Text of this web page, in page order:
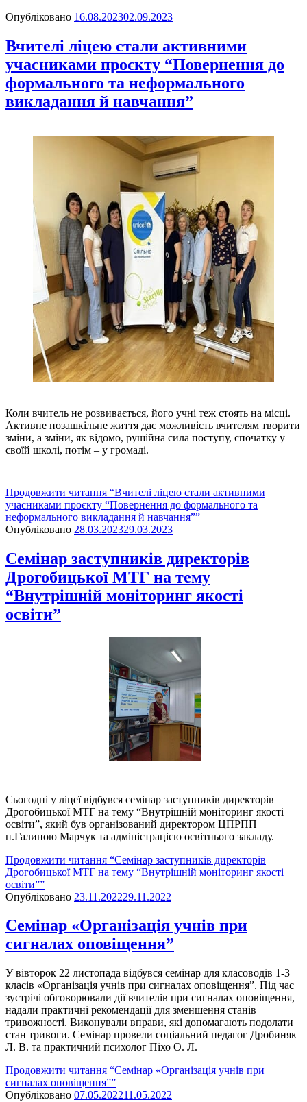
Опубліковано 16.08.202302.09.2023
Вчителі ліцею стали активними
учасниками проєкту “Повернення до
формального та неформального
викладання й навчання”
Коли вчитель не розвивається, його учні теж стоять на місці.
Активне позашкільне життя дає можливість вчителям творити
зміни, а зміни, як відомо, рушійна сила поступу, спочатку у
своїй школі, потім – у громаді.
Продовжити читання “Вчителі ліцею стали активними
учасниками проєкту “Повернення до формального та
неформального викладання й навчання””
Опубліковано 28.03.202329.03.2023
Семінар заступників директорів
Дрогобицької МТГ на тему
“Внутрішній моніторинг якості
освіти”
Сьогодні у ліцеї відбувся семінар заступників директорів
Дрогобицької МТГ на тему “Внутрішній моніторинг якості
освіти”, який був організований директором ЦПРПП
п.Галиною Марчук та адміністрацією освітнього закладу.
Продовжити читання “Семінар заступників директорів
Дрогобицької МТГ на тему “Внутрішній моніторинг якості
освіти””
Опубліковано 23.11.202229.11.2022
Семінар «Організація учнів при
сигналах оповіщення”
У вівторок 22 листопада відбувся семінар для класоводів 1-3
класів «Організація учнів при сигналах оповіщення”. Під час
зустрічі обговорювали дії вчителів при сигналах оповіщення,
надали практичні рекомендації для зменшення станів
тривожності. Виконували вправи, які допомагають подолати
стан тривоги. Семінар провели соціальний педагог Дробиняк
Л. В. та практичний психолог Піхо О. Л.
Продовжити читання “Семінар «Організація учнів при
сигналах оповіщення””
Опубліковано 07.05.202211.05.2022